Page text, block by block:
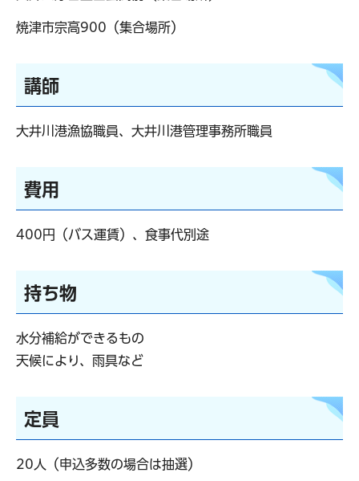
焼津市宗高900（集合場所）
講師
大井川港漁協職員、大井川港管理事務所職員
費用
400円（バス運賃）、食事代別途
持ち物
水分補給ができるもの
天候により、雨具など
定員
20人（申込多数の場合は抽選）